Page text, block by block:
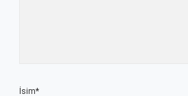
İsim*